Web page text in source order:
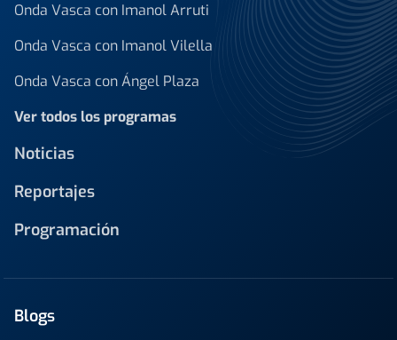
Onda Vasca con Imanol Arruti
Onda Vasca con Imanol Vilella
Onda Vasca con Ángel Plaza
Ver todos los programas
Noticias
Reportajes
Programación
Blogs